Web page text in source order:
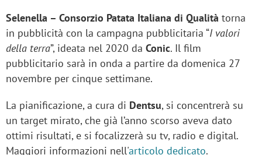
Selenella – Consorzio Patata Italiana di Qualità torna
in pubblicità con la campagna pubblicitaria “I valori
della terra”, ideata nel 2020 da Conic. Il film
pubblicitario sarà in onda a partire da domenica 27
novembre per cinque settimane.
La pianificazione, a cura di Dentsu, si concentrerà su
un target mirato, che già l’anno scorso aveva dato
ottimi risultati, e si focalizzerà su tv, radio e digital.
Maggiori informazioni nell'articolo dedicato.